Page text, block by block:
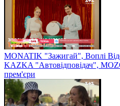
MONATIK "Зажигай", Воплі
KAZKA "Автовідповідач",
прем'єри